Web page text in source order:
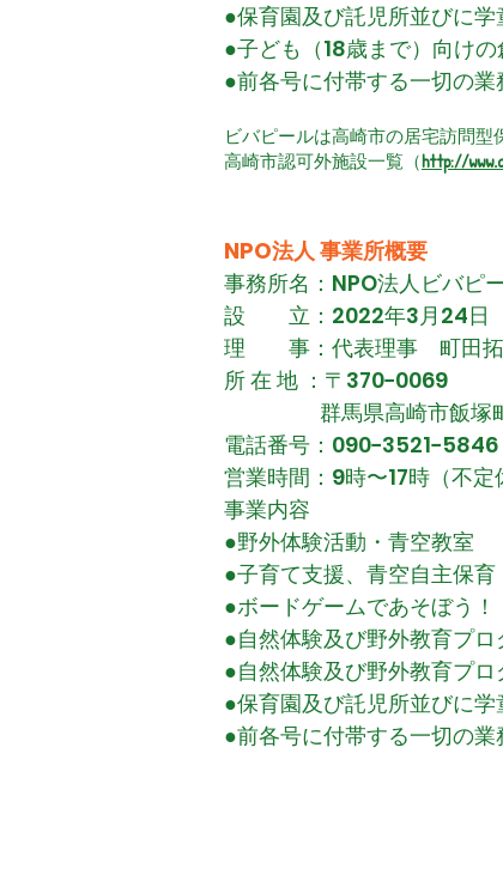
●保育園及び託児所並びに
●子ども（18歳まで）向け
●前各号に付帯する一切の業
ビバピールは高崎市の居宅訪問型
高崎市認可外施設一覧（http://
NPO法人 事業所概要
事務所名：NPO法人ビバピ
設 立： 2022年3月24日
理 事：代表理事 町田
所 在 地 ：〒370−0069
群馬県高崎市飯塚町
電話番号：090−3521−5846
営業時間：9時〜17時（不定
事業内容
●野外体験活動・青空教室
●子育て支援、青空自主保
●ボードゲームであそぼう！
●自然体験及び野外教育プ
●自然体験及び野外教育プ
●保育園及び託児所並びに
●前各号に付帯する一切の業